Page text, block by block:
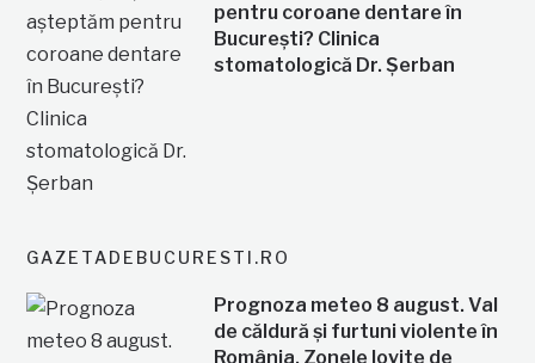
pentru coroane dentare în
București? Clinica
stomatologică Dr. Șerban
GAZETADEBUCURESTI.RO
Prognoza meteo 8 august. Val
de căldură și furtuni violente în
România. Zonele lovite de